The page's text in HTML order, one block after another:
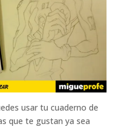
usar tu cuaderno de
que te gustan ya sea